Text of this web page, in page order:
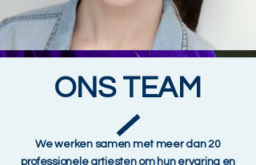
ONSTEAM
We werken samen met meer dan 20
professionele artiesten om hun ervaring en